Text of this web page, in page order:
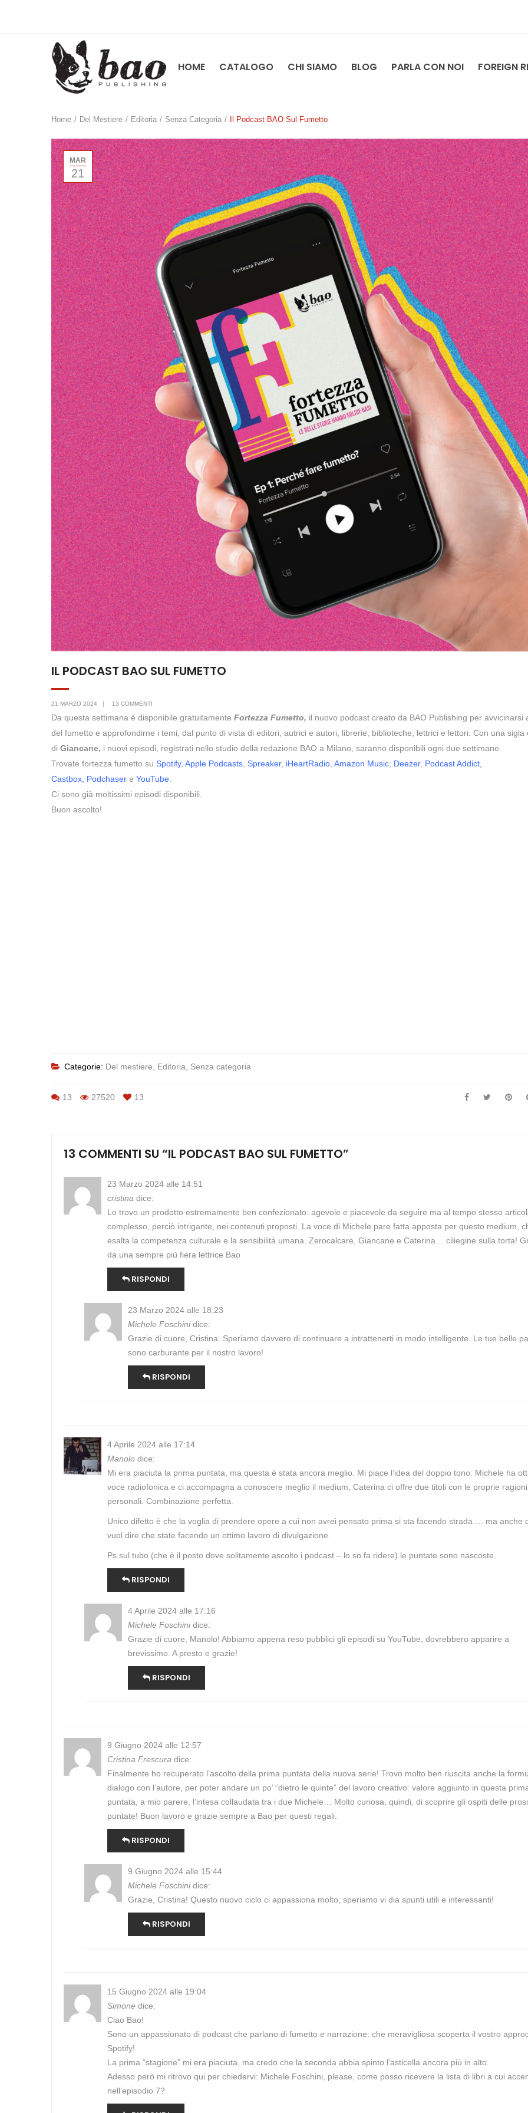
HOME CATALOGO CHI SIAMO BLOG PARLA CON NOI FOREIGN
Home / Del Mestiere / Editoria / Senza Categoria / Il Podcast BAO Sul Fumetto
MAR
21
IL PODCAST BAO SUL FUMETTO
21 MARZO 2024 13 COMMENTI
Da questa settimana è disponibile gratuitamente Fortezza Fumetto, il nuovo podcast creato da BAO Publishing per avvicinarsi
del fumetto e approfondirne i temi, dal punto di vista di editori, autrici e autori, librerie, biblioteche, lettrici e lettori. Con una sigla
di Giancane, i nuovi episodi, registrati nello studio della redazione BAO a Milano, saranno disponibili ogni due settimane.
Trovate fortezza fumetto su Spotify, Apple Podcasts Spreaker, iHeartRadio Amazon Music Deezer, Podcast Addict
Castbox, Podchaser e YouTube
Ci sono già moltissimi episodi disponibili.
Buon ascolto!
Categorie: Del mestiere Editoria Senza categoria
13 27520 13
13 COMMENTI SU “IL PODCAST BAO SUL FUMETTO”
23 Marzo 2024 alle 14:51
cristina dice:
Lo trovo un prodotto estremamente ben confezionato: agevole e piacevole da seguire ma al tempo stesso
complesso, perciò intrigante, nei contenuti proposti. La voce di Michele pare fatta apposta per questo medium,
esalta la competenza culturale e la sensibilità umana. Zerocalcare, Giancane e Caterina… ciliegine sulla torta!
da una sempre più fiera lettrice Bao
RISPONDI
23 Marzo 2024 alle 18:23
Michele Foschinidice:
Grazie di cuore, Cristina. Speriamo davvero di continuare a intrattenerti in modo intelligente. Le tue belle
sono carburante per il nostro lavoro!
RISPONDI
4 Aprile 2024 alle 17:14
Manolo dice:
Mi era piaciuta la prima puntata, ma questa è stata ancora meglio. Mi piace l’idea del doppio tono: Michele ha
voce radiofonica e ci accompagna a conoscere meglio il medium, Caterina ci offre due titoli con le proprie ragioni
personali. Combinazione perfetta.
Unico difetto è che la voglia di prendere opere a cui non avrei pensato prima si sta facendo strada…. ma anche
vuol dire che state facendo un ottimo lavoro di divulgazione.
Ps sul tubo (che è il posto dove solitamente ascolto i podcast – lo so fa ridere) le puntate sono nascoste.
RISPONDI
4 Aprile 2024 alle 17:16
Michele Foschinidice:
Grazie di cuore, Manolo! Abbiamo appena reso pubblici gli episodi su YouTube, dovrebbero apparire a
brevissimo. A presto e grazie!
RISPONDI
9 Giugno 2024 alle 12:57
Cristina Frescura dice:
Finalmente ho recuperato l’ascolto della prima puntata della nuova serie! Trovo molto ben riuscita anche la
dialogo con l’autore, per poter andare un po’ “dietro le quinte” del lavoro creativo: valore aggiunto in questa
puntata, a mio parere, l’intesa collaudata tra i due Michele… Molto curiosa, quindi, di scoprire gli ospiti delle
puntate! Buon lavoro e grazie sempre a Bao per questi regali.
RISPONDI
9 Giugno 2024 alle 15:44
Michele Foschinidice:
Grazie, Cristina! Questo nuovo ciclo ci appassiona molto, speriamo vi dia spunti utili e interessanti!
RISPONDI
15 Giugno 2024 alle 19:04
Simone dice:
Ciao Bao!
Sono un appassionato di podcast che parlano di fumetto e narrazione: che meravigliosa scoperta il vostro
Spotify!
La prima “stagione” mi era piaciuta, ma credo che la seconda abbia spinto l’asticella ancora più in alto.
Adesso però mi ritrovo qui per chiedervi: Michele Foschini, please, come posso ricevere la lista di libri a cui
nell’episodio 7?